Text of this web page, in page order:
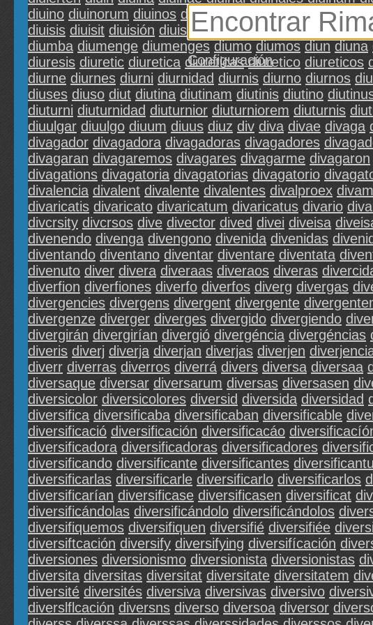
Configuración
diuino diuinorum diuinos diuinum diuinus diuis diuisa
diuisis diuisit diuisión diuiso diuisos diuission diuisum
diumba diumenge diumenges diumo diumos diun diuna
diuresis diuretic diuretica diureticas diuretico diureticos
diurne diurnes diurni diurnidad diurnis diurno diurnos
diuses diuso diut diutina diutinam diutinis diutino
diuturni diuturnidad diuturnior diuturniorem diuturnis
diuulgar diuulgo diuum diuus diuz div diva divae divaga
divagador divagadora divagadoras divagadores
divagaran divagaremos divagares divagarme divagaron
divagations divagatoria divagatorias divagatorio
divalencia divalent divalente divalentes divalproex divam
divaricatis divaricato divaricatum divaricatus divario
divcrsity divcrsos dive divector dived divei diveisa
divenendo divenga divengono divenida divenidas
diventando diventano diventar diventare diventata
divenuto diver divera diveraas diveraos diveras
diverfion diverfiones diverfo diverfos diverg divergas
divergencies divergens divergent divergente
divergenze diverger diverges divergido divergiendo
divergirán divergirían divergió divergéncia divergéncias
diveris diverj diverja diverjan diverjas diverjen
diverr diverras diverros diverrá divers diversa diversaa
diversaque diversar diversarum diversas diversasen
diversicolor diversicolores diversid diversida diversidad
diversifica diversificaba diversificaban diversificable
diversificació diversificación diversificacáo
diversificadora diversificadoras diversificadores
diversificando diversificante diversificantes
diversificarlas diversificarle diversificarlo diversificarlos
diversificarían diversificase diversificasen diversificat
diversificándolas diversificándolo diversificándolos
diversifiquemos diversifiquen diversifié diversifiée
diversiftcación diversify diversifying diversifícación
diversiones diversionismo diversionista diversionistas
diversita diversitas diversitat diversitate diversitatem
diversité diversités diversiva diversivas diversivo
diverslflcación diversns diverso diversoa diversor